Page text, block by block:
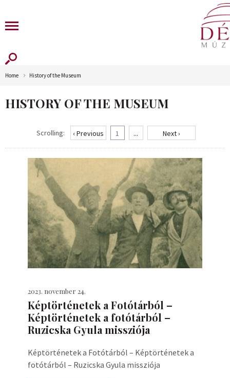
Home History of the Museum
HISTORY OF THE MUSEUM
Scrolling: ‹ Previous 1 ... Next ›
2023. november 24.
Képtörténetek a Fotótárból –
Képtörténetek a fotótárból –
Ruzicska Gyula missziója
Képtörténetek a Fotótárból – Képtörténetek a
fotótárból – Ruzicska Gyula missziója